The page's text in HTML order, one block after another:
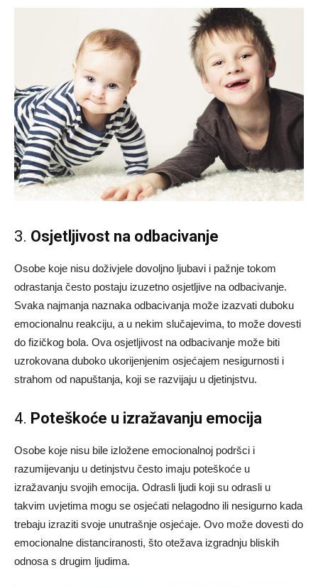
3. Osjetljivost na odbacivanje
Osobe koje nisu doživjele dovoljno ljubavi i pažnje tokom
odrastanja često postaju izuzetno osjetljive na odbacivanje.
Svaka najmanja naznaka odbacivanja može izazvati duboku
emocionalnu reakciju, a u nekim slučajevima, to može dovesti
do fizičkog bola. Ova osjetljivost na odbacivanje može biti
uzrokovana duboko ukorijenjenim osjećajem nesigurnosti i
strahom od napuštanja, koji se razvijaju u djetinjstvu.
4. Poteškoće u izražavanju emocija
Osobe koje nisu bile izložene emocionalnoj podršci i
razumijevanju u detinjstvu često imaju poteškoće u
izražavanju svojih emocija. Odrasli ljudi koji su odrasli u
takvim uvjetima mogu se osjećati nelagodno ili nesigurno kada
trebaju izraziti svoje unutrašnje osjećaje. Ovo može dovesti do
emocionalne distanciranosti, što otežava izgradnju bliskih
odnosa s drugim ljudima.